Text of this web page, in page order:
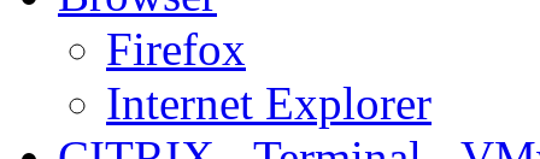
Firefox
Internet Explorer